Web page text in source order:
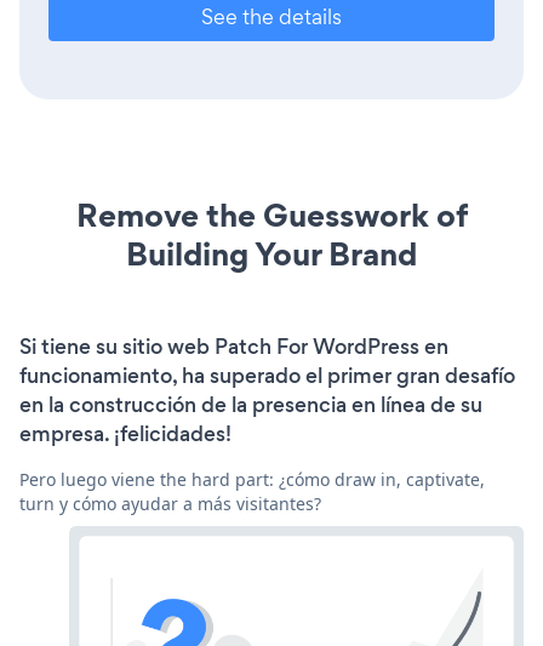
See the details
Remove the Guesswork of
Building Your Brand
Si tiene su sitio web Patch For WordPress en
funcionamiento, ha superado el primer gran desafío
en la construcción de la presencia en línea de su
empresa. ¡felicidades!
Pero luego viene the hard part: ¿cómo draw in, captivate,
turn y cómo ayudar a más visitantes?